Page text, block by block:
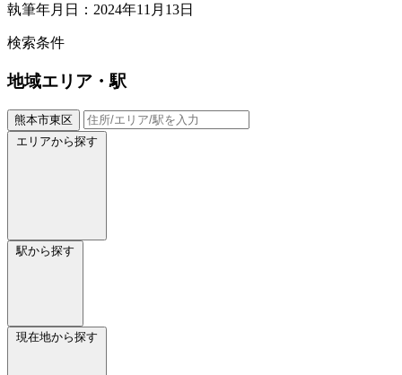
執筆年月日：2024年11月13日
検索条件
地域エリア・駅
熊本市東区
エリアから探す
駅から探す
現在地から探す